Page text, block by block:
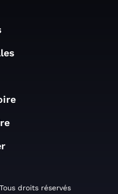
droits réservés